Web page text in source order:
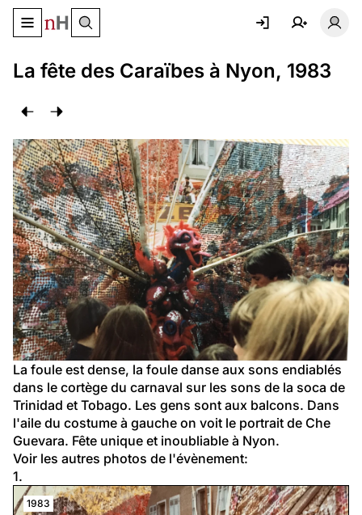
Basculer le menu de navigation
La fête des Caraïbes à Nyon, 1983
La foule est dense, la foule danse aux sons endiablés
dans le cortège du carnaval sur les sons de la soca de
Trinidad et Tobago. Les gens sont aux balcons. Dans
l'aile du costume à gauche on voit le portrait de Che
Guevara. Fête unique et inoubliable à Nyon.
Voir les autres photos de l'évènement:
1.
1983